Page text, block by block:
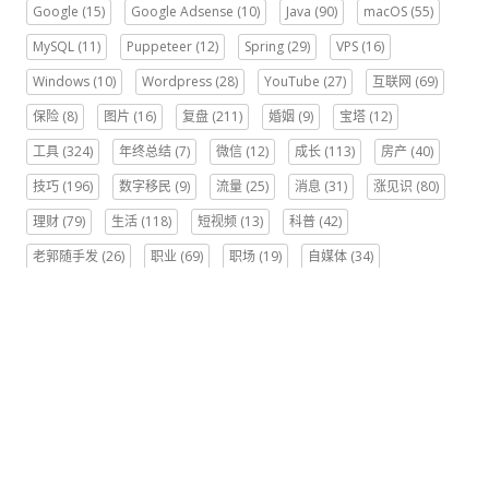
Google (15) Google Adsense (10) Java (90) macOS (55)
MySQL (11) Puppeteer (12) Spring (29) VPS (16)
Windows (10) Wordpress (28) YouTube (27) 互联网 (69)
保险 (8) 图片 (16) 复盘 (211) 婚姻 (9) 宝塔 (12)
工具 (324) 年终总结 (7) 微信 (12) 成长 (113) 房产 (40)
技巧 (196) 数字移民 (9) 流量 (25) 消息 (31) 涨见识 (80)
理财 (79) 生活 (118) 短视频 (13) 科普 (42)
老郭随手发 (26) 职业 (69) 职场 (19) 自媒体 (34)